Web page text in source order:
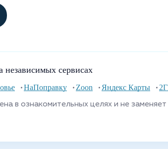
сервисах
НаПоправку Zoon Яндекс Карты
в ознакомительных целях и не